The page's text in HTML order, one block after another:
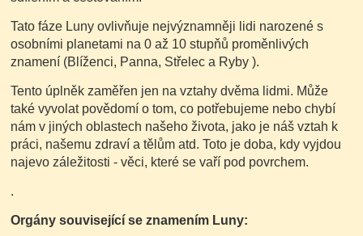
Tato fáze Luny ovlivňuje nejvýznamněji lidi narozené s
osobními planetami na 0 až 10 stupňů proměnlivých
znamení (Blíženci, Panna, Střelec a Ryby ).
Tento úplněk zaměřen jen na vztahy dvěma lidmi. Může
také vyvolat povědomí o tom, co potřebujeme nebo chybí
nám v jiných oblastech našeho života, jako je náš vztah k
práci, našemu zdraví a tělům atd. Toto je doba, kdy vyjdou
najevo záležitosti - věci, které se vaří pod povrchem.
.
Orgány související se znamením Luny: